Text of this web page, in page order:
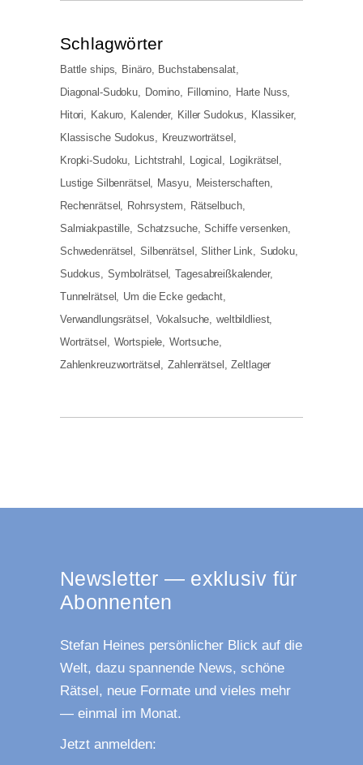
Schlag­wör­ter
Battle ships Binäro
Buchstabensalat
Diagonal-Sudoku
Domino Fillomino
Harte Nuss
Hitori
Kakuro Kalender Killer Sudokus
Klassiker
Klassische Sudokus
Kreuzworträtsel
Kropki-Sudoku
Lichtstrahl Logical
Logikrätsel
Lustige Silbenrätsel
Masyu
Meisterschaften
Rechenrätsel
Rohrsystem
Rätselbuch
Salmiakpastille Schatzsuche Schiffe versenken
Schwedenrätsel
Silbenrätsel Slither Link
Sudoku
Sudokus
Symbolrätsel
Tagesabreißkalender
Tunnelrätsel
Um die Ecke gedacht
Verwandlungsrätsel
Vokalsuche
weltbildliest
Worträtsel
Wortspiele
Wortsuche
Zahlenkreuzworträtsel
Zahlenrätsel Zeltlager
News­let­ter — exklu­siv für
Abonnenten
Ste­fan Hei­nes per­sön­li­cher Blick auf die
Welt, dazu span­nen­de News, schö­ne
Rät­sel, neue For­ma­te und vie­les mehr
— ein­mal im Monat.
Jetzt anmel­den: